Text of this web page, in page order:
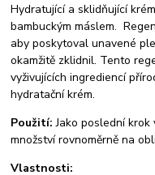
Hydratující a sklidňující
bambuckým máslem.
aby poskytoval unavené
okamžitě zklidnil. Tento
vyživujících ingrediencí
hydratační krém.
Použití:Jako poslední
množství rovnoměrně na
Vlastnosti: